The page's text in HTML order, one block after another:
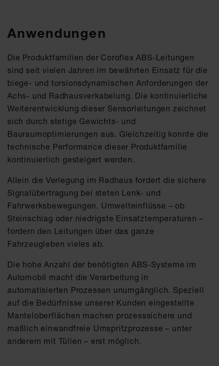
Anwendungen
Die Produktfamilien der Coroflex ABS-Leitungen
sind seit vielen Jahren im bewährten Einsatz für die
biege- und torsionsdynamischen Anforderungen der
Achs- und Radhausverkabelung. Die kontinuierliche
Weiterentwicklung dieser Sensorleitungen zeichnet
sich durch stetige Gewichts- und
Bauraumoptimierungen aus. Gleichzeitig konnte die
technische Performance dieser Produktfamilie
kontinuierlich gesteigert werden.
Allein die Verlegung im Radhaus fordert die sichere
Signalübertragung bei steten Lenk- und
Fahrwerksbewegungen. Umwelteinflüsse – ob
Steinschlag oder niedrigste Einsatztemperaturen –
fordern den Leitungen über das ganze
Fahrzeugleben vieles ab.
Die hohe Anzahl der benötigten ABS-Systeme im
Automobil macht die Verarbeitung in
automatisierten Prozessen unumgänglich. Speziell
auf die Bedürfnisse unserer Kunden eingestellte
Manteloberflächen machen prozesssichere und
maßlich einwandfreie Umspritzprozesse – unter
anderem mit Tüllen – erst möglich.